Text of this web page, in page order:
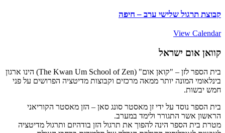
קבוצת תרגול שלישי ערב – חיפה
View Calendar
קוואן אום ישראל
בית הספר לזן – "קואן אום" (The Kwan Um School of Zen) הינו ארגון
בינלאומי המונה יותר ממאה מרכזים וקבוצות מדיטציה הפרושים על פני
חמש יבשות.
בית הספר נוסד על ידי זן מאסטר סונג סאן – הזן מאסטר הקוריאני
הראשון אשר התגורר ולימד במערב.
מטרת בית הספר הינה להפוך את תרגול הזן בודהיזם ותרגול מדיטציה